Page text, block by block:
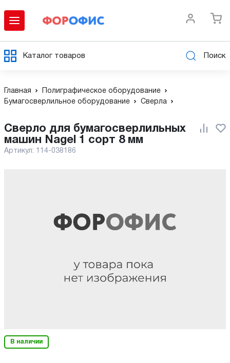
Каталог товаров Поиск
Главная
Полиграфическое оборудование
Бумагосверлильное оборудование
Сверла
сверло для бумагосверлильных
машин Nagel 1 сорт 8 мм
Артикул: 114-038186
В наличии